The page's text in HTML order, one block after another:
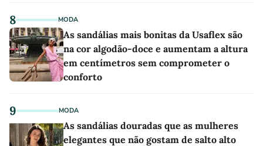
8 MODA
As sandálias mais bonitas da Usaflex são
na cor algodão-doce e aumentam a altura
em centímetros sem comprometer o
conforto
9 MODA
As sandálias douradas que as mulheres
elegantes que não gostam de salto alto